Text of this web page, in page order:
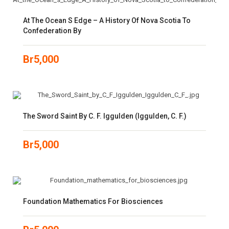
At The Ocean S Edge – A History Of Nova Scotia To
Confederation By
Br5,000
The Sword Saint By C. F. Iggulden (Iggulden, C. F.)
Br5,000
Foundation Mathematics For Biosciences